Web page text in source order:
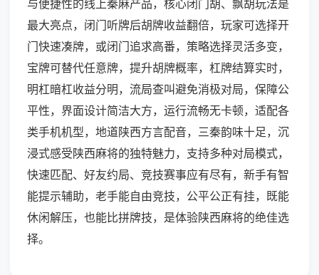
与便捷性的线上秦麻产品，核心闭门胡、飘胡玩法是
最大亮点，闭门听牌后胡牌收益翻倍，玩家可选择开
门快速凑牌，或闭门追求高番，策略选择灵活多变，
宝牌可替代任意牌，提升胡牌概率，杠牌结算实时，
明杠暗杠收益分明，流局查叫避免消极对局，保障公
平性，界面设计简洁大方，运行流畅无卡顿，适配各
类手机机型，地道陕西方言配音，三秦韵味十足，沉
浸式感受陕西麻将的独特魅力，支持多种对局模式，
快速匹配、好友约局、竞技赛事应有尽有，新手有智
能提示辅助，老手能自由竞技，公平公正有挂，既能
休闲解压，也能比拼牌技，是体验陕西麻将的绝佳选
择。